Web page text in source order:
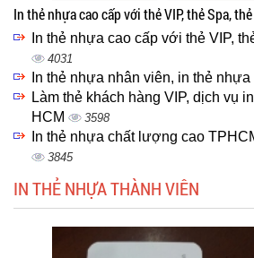
In thẻ nhựa cao cấp với thẻ VIP, thẻ Spa,
In thẻ nhựa cao cấp với thẻ VIP,
4031
In thẻ nhựa nhân viên, in thẻ
Làm thẻ khách hàng VIP, dịch vụ
HCM
3598
In thẻ nhựa chất lượng cao
3845
IN THẺ NHỰA THÀNH VIÊN